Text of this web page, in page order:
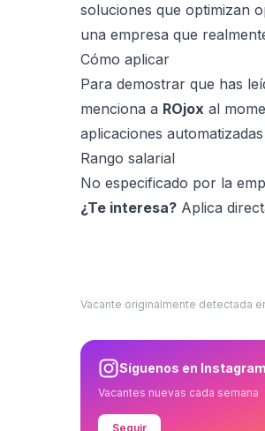
soluciones que optimizan
una empresa que
Cómo aplicar
Para demostrar que has
menciona a ROjox al
aplicaciones
Rango salarial
No especificado por la
¿Te interesa? Aplica
Vacante originalmente detectada
Síguenos en Instagram
Vacantes nuevas cada semana
Seguir